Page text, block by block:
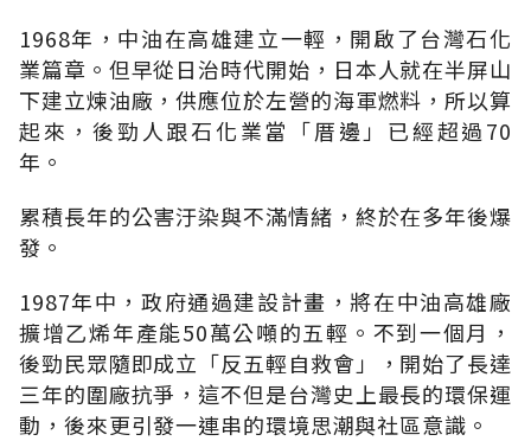
1968年，中油在高雄建立一輕，開啟了台灣石化
業篇章。但早從日治時代開始，日本人就在半屏山
下建立煉油廠，供應位於左營的海軍燃料，所以算
起來，後勁人跟石化業當「厝邊」已經超過70
年。
累積長年的公害汙染與不滿情緒，終於在多年後爆
發。
1987年中，政府通過建設計畫，將在中油高雄廠
擴增乙烯年產能50萬公噸的五輕。不到一個月，
後勁民眾隨即成立「反五輕自救會」，開始了長達
三年的圍廠抗爭，這不但是台灣史上最長的環保運
動，後來更引發一連串的環境思潮與社區意識。